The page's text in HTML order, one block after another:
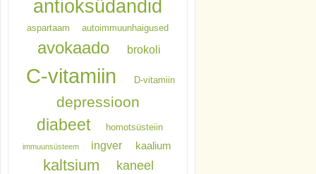
antioksüdandid
aspartaam autoimmuunhaigused
avokaado brokoli
C-vitamiin D-vitamiin
depressioon
diabeet homotsüsteiin
immuunsüsteem ingver kaalium
kaltsium kaneel